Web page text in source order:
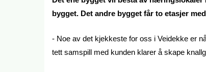
bygget. Det andre bygget får to etasjer
- Noe av det kjekkeste for oss i Veidekke er
tett samspill med kunden klarer å skape